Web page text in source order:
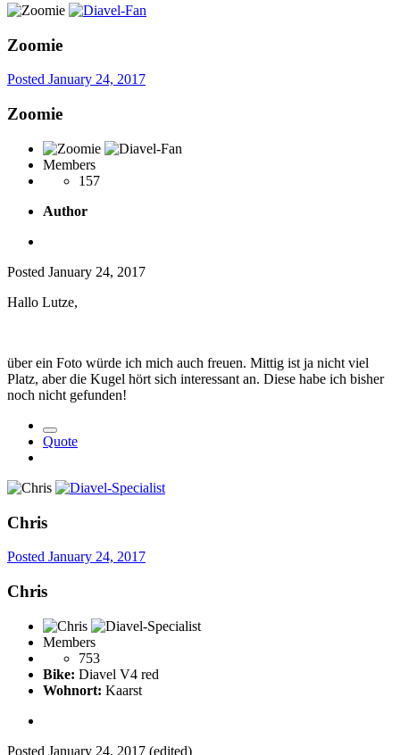
Zoomie
Posted January 24, 2017
Zoomie
Members
157
Author
Posted January 24, 2017
Hallo Lutze,
über ein Foto würde ich mich auch freuen. Mittig ist ja nicht viel
Platz, aber die Kugel hört sich interessant an. Diese habe ich bisher
noch nicht gefunden!
Quote
Chris
Posted January 24, 2017
Chris
Members
753
Bike: Diavel V4 red
Wohnort: Kaarst
Posted January 24, 2017 (edited)